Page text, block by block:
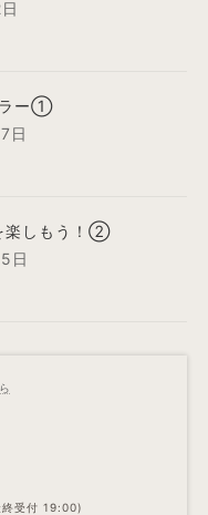
ラー①
日
楽しもう！②
日
受付 19:00)